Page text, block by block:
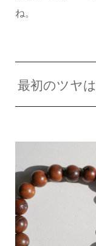
ね。
最初のツヤ